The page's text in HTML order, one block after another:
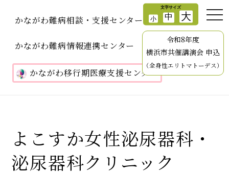
かながわ難病相談・支援センター
かながわ難病情報連携センター
かながわ移行期医療支援センター
令和8年度
横浜市共催講演会 申込
（全身性エリトマトーデス）
よこすか女性泌尿器科・
泌尿器科クリニック